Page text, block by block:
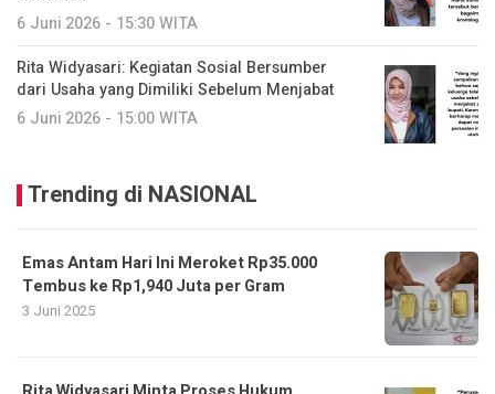
6 Juni 2026 - 15:30 WITA
Rita Widyasari: Kegiatan Sosial Bersumber
dari Usaha yang Dimiliki Sebelum Menjabat
6 Juni 2026 - 15:00 WITA
Trending di NASIONAL
Emas Antam Hari Ini Meroket Rp35.000
Tembus ke Rp1,940 Juta per Gram
3 Juni 2025